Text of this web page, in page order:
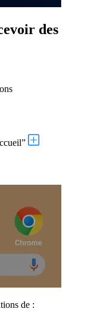
des
de :